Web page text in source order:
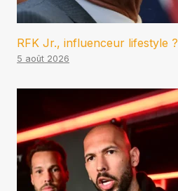
RFK Jr., influenceur lifestyle ?
5 août 2026